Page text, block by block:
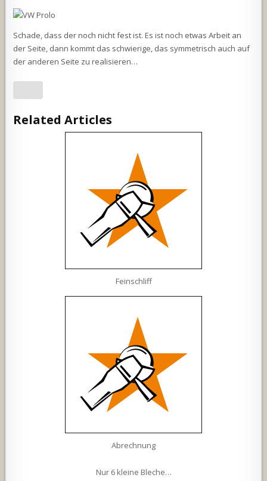
Schade, dass der noch nicht fest ist. Es ist noch etwas Arbeit an
der Seite, dann kommt das schwierige, das symmetrisch auch auf
der anderen Seite zu realisieren…
Related Articles
Feinschliff
Abrechnung
Nur 6 kleine Bleche…